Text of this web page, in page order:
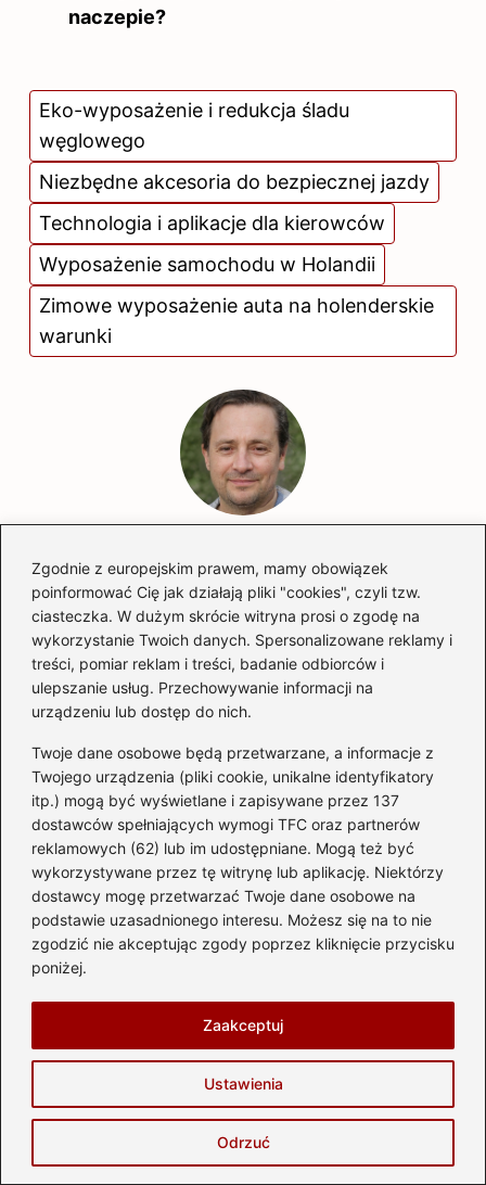
Zgodnie z europejskim prawem, mamy obowiązek
poinformować Cię jak działają pliki "cookies", czyli tzw.
ciasteczka. W dużym skrócie witryna prosi o zgodę na
wykorzystanie Twoich danych. Spersonalizowane reklamy i
treści, pomiar reklam i treści, badanie odbiorców i
ulepszanie usług. Przechowywanie informacji na
urządzeniu lub dostęp do nich.
Twoje dane osobowe będą przetwarzane, a informacje z
Twojego urządzenia (pliki cookie, unikalne identyfikatory
itp.) mogą być wyświetlane i zapisywane przez 137
dostawców spełniających wymogi TFC oraz partnerów
reklamowych (62) lub im udostępniane. Mogą też być
wykorzystywane przez tę witrynę lub aplikację. Niektórzy
dostawcy mogę przetwarzać Twoje dane osobowe na
podstawie uzasadnionego interesu. Możesz się na to nie
zgodzić nie akceptując zgody poprzez kliknięcie przycisku
poniżej.
Ustawienia
Odrzuć
Zaakceptuj
naczepie?
Eko-wyposażenie i redukcja śladu
węglowego
Niezbędne akcesoria do bezpiecznej jazdy
Technologia i aplikacje dla kierowców
Wyposażenie samochodu w Holandii
Zimowe wyposażenie auta na holenderskie
warunki
Nazywam się Hubert i jestem twórcą bloga
automotostrefa.pl, miejsca stworzonego z pasji do
wszystkiego, co ma koła, silnik i potrafi budzić emocje. Od
lat zgłębiam świat motoryzacji — od kultowych
samochodów i nowoczesnych motocykli, przez skutery
miejskie, aż po sportowe maszyny, które na torze pokazują
swoje prawdziwe oblicze. Na blogu znajdziesz rzetelne
najnowszych technologii, wskazówki dla przyszłych
kierowców oraz praktyczną wiedzę o częściach
samochodowych.
Piszę o wyścigach, trendach, przepisach ruchu drogowego
i wszystkim, co sprawia, że motoryzacja to nie tylko hobby
— to styl życia. Codziennie staram się pokazywać, że
motoryzacja jest dla każdego: pasjonata klasyków, fana
adrenaliny, początkującego kierowcy, a nawet osoby, która
po prostu lubi dobrą jazdę. Jeśli kochasz zapach benzyny,
dźwięk silnika i wiatr we włosach — jesteś we właściwym
Jak skutecznie sprawdzić powietrze w oponach
swojego samochodu?
Objawy problemów z czujnikiem położenia pedału
sprzęgła w Volvo S60